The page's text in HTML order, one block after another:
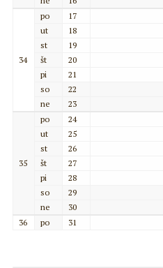
34
po
17
ut
18
st
19
št
20
pi
21
so
22
ne
23
35
po
24
ut
25
st
26
št
27
pi
28
so
29
ne
30
36
po 31